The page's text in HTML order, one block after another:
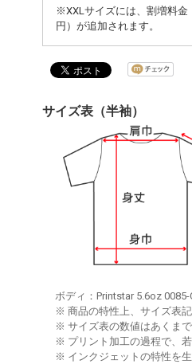
※XXLサイズには、割増料金
円）が追加されます。
サイズ表（半袖）
ボディ：Printstar 5.6oz 0085-
※ 商品の特性上、サイズ表
※ サイズ表の数値はあくま
※ プリント加工の過程で、
※ インクジェットの特性を